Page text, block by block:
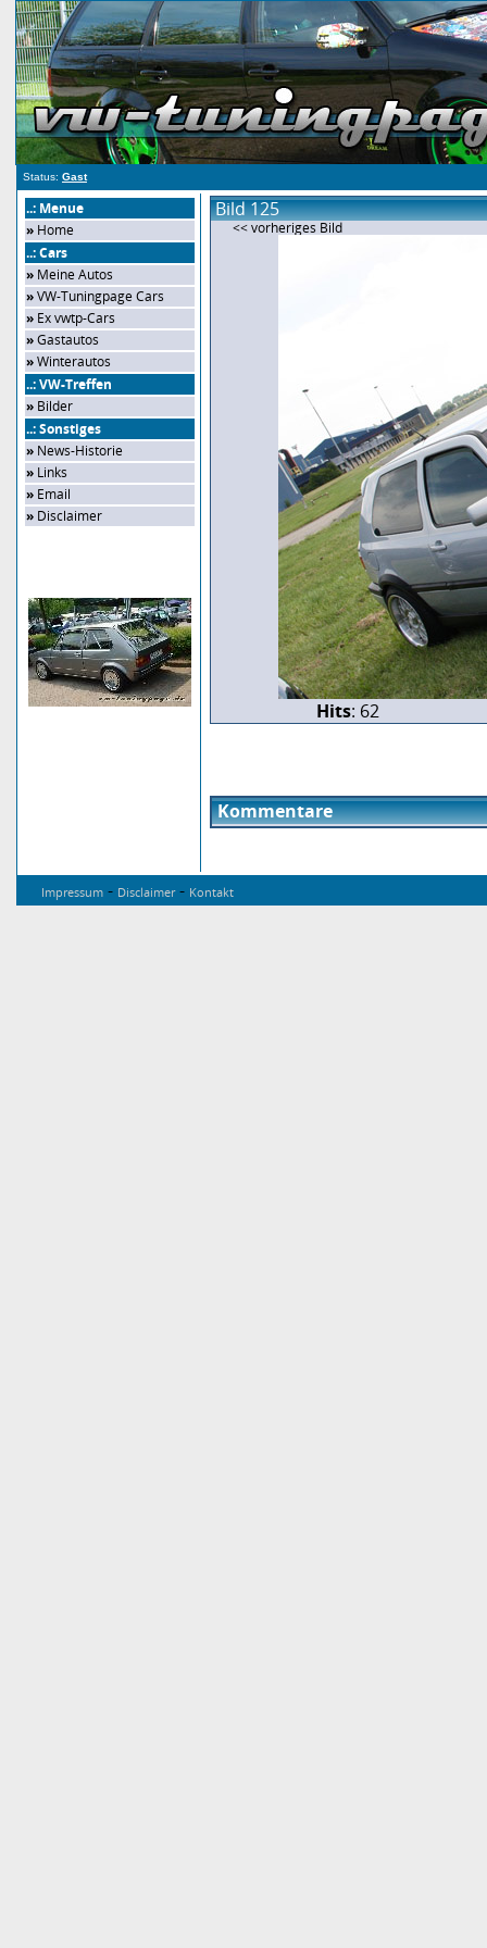
Status: Gast
..: Menue
» Home
..: Cars
» Meine Autos
»VW-Tuningpage Cars
» Ex vwtp-Cars
»Gastautos
»Winterautos
..: VW-Treffen
» Bilder
..: Sonstiges
» News-Historie
» Links
» Email
» Disclaimer
Bild 125
<< vorheriges Bild
Hits: 62
Kommentare
Impressum - Disclaimer- Kontakt